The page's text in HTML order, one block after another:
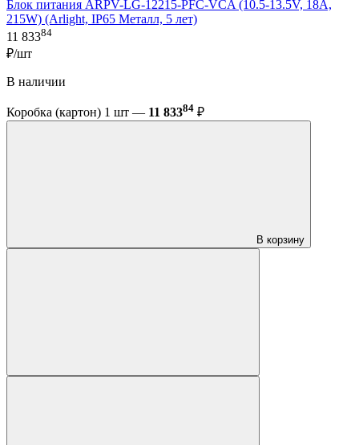
Блок питания ARPV-LG-12215-PFC-VCA (10.5-13.5V, 18A,
215W) (Arlight, IP65 Металл, 5 лет)
11 83384
₽/шт
В наличии
Коробка (картон) 1 шт — 11 83384 ₽
В корзину